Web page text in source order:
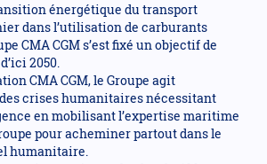
énergétique du transport
dans l’utilisation de carburants
CMA CGM s’est fixé un objectif de
2050.
CMA CGM, le Groupe agit
crises humanitaires nécessitant
en mobilisant l’expertise maritime
pour acheminer partout dans le
humanitaire.